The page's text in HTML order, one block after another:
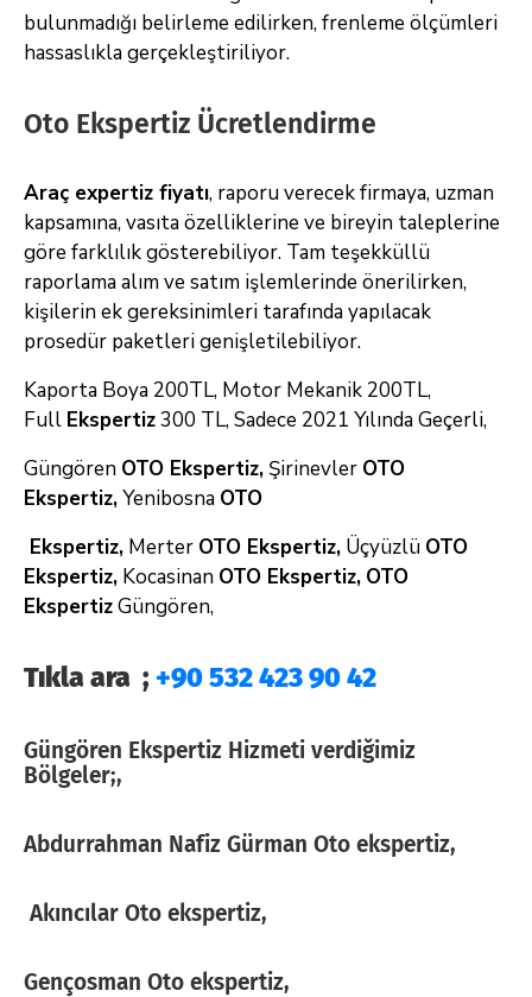
bulunmadığı belirleme edilirken, frenleme ölçümleri
hassaslıkla gerçekleştiriliyor.
Oto Ekspertiz Ücretlendirme
Araç expertiz fiyatı, raporu verecek firmaya, uzman
kapsamına, vasıta özelliklerine ve bireyin taleplerine
göre farklılık gösterebiliyor. Tam teşekküllü
raporlama alım ve satım işlemlerinde önerilirken,
kişilerin ek gereksinimleri tarafında yapılacak
prosedür paketleri genişletilebiliyor.
Kaporta Boya 200TL, Motor Mekanik 200TL,
Full Ekspertiz300 TL, Sadece 2021 Yılında Geçerli,
Güngören OTO Ekspertiz, Şirinevler OTO
Ekspertiz,Yenibosna OTO
Ekspertiz, Merter OTO Ekspertiz, Üçyüzlü OTO
Ekspertiz, Kocasinan OTO Ekspertiz, OTO
EkspertizGüngören,
Tıkla ara ; +90 532 423 90 42
Güngören Ekspertiz Hizmeti verdiğimiz
Bölgeler;,
Abdurrahman Nafiz Gürman Oto ekspertiz,
Akıncılar Oto ekspertiz,
Gençosman Oto ekspertiz,